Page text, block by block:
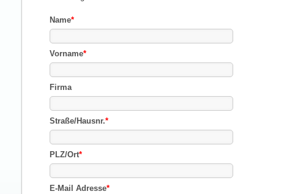
Name*
Vorname*
Firma
Straße/Hausnr.*
PLZ/Ort*
E-Mail Adresse*